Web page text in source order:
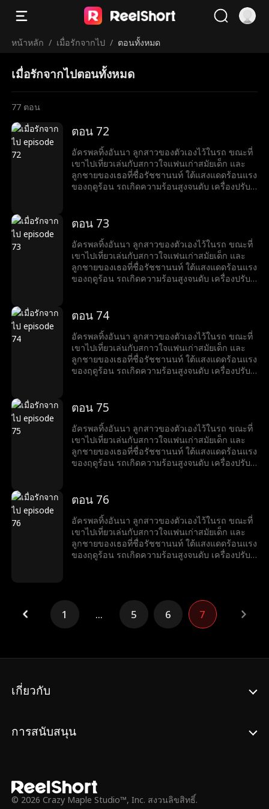
หน้าหลัก / เมื่อรักจากไป / ตอนทั้งหมด
เมื่อรักจากไปตอนทั้งหมด
77 ตอน
ตอน 72
อัครพลทิ้งอันนา ลูกสาวของตัวเองไว้ในรถ ขณะที่
เขาไปเที่ยวเล่นกับสกาวใจแฟนเก่าสมัยเด็ก และ
ลูกชายของเธอที่ชื่อรัชชานนท์ ใต้แสงแดดร้อนแรง
ของฤดูร้อน รถเกิดความร้อนสูงจนดับ เครื่องปรับ
โทรศัพท์หาอัครพลเพื่อขอความช่วยเหลือ แต่อัคร
ของอันนาจะหมดแบตเตอรี่ เธอรีบโทรหาแม่ ขอให้
แม่ช่วยเธอที ทว่าก่อนที่อันนาจะบอกโลเคชันให้คติ
ยารู้ เครื่องก็ปิดไปเสียก่อน คติยาจึงเริ่มออกตามหา
ลูกสาวอย่างสิ้นหวัง เธอจะสามารถหาลูกและช่วย
ตอน 73
อัครพลทิ้งอันนา ลูกสาวของตัวเองไว้ในรถ ขณะที่
เขาไปเที่ยวเล่นกับสกาวใจแฟนเก่าสมัยเด็ก และ
ลูกชายของเธอที่ชื่อรัชชานนท์ ใต้แสงแดดร้อนแรง
ของฤดูร้อน รถเกิดความร้อนสูงจนดับ เครื่องปรับ
โทรศัพท์หาอัครพลเพื่อขอความช่วยเหลือ แต่อัคร
ของอันนาจะหมดแบตเตอรี่ เธอรีบโทรหาแม่ ขอให้
แม่ช่วยเธอที ทว่าก่อนที่อันนาจะบอกโลเคชันให้คติ
ยารู้ เครื่องก็ปิดไปเสียก่อน คติยาจึงเริ่มออกตามหา
ลูกสาวอย่างสิ้นหวัง เธอจะสามารถหาลูกและช่วย
ตอน 74
อัครพลทิ้งอันนา ลูกสาวของตัวเองไว้ในรถ ขณะที่
เขาไปเที่ยวเล่นกับสกาวใจแฟนเก่าสมัยเด็ก และ
ลูกชายของเธอที่ชื่อรัชชานนท์ ใต้แสงแดดร้อนแรง
ของฤดูร้อน รถเกิดความร้อนสูงจนดับ เครื่องปรับ
โทรศัพท์หาอัครพลเพื่อขอความช่วยเหลือ แต่อัคร
ของอันนาจะหมดแบตเตอรี่ เธอรีบโทรหาแม่ ขอให้
แม่ช่วยเธอที ทว่าก่อนที่อันนาจะบอกโลเคชันให้คติ
ยารู้ เครื่องก็ปิดไปเสียก่อน คติยาจึงเริ่มออกตามหา
ลูกสาวอย่างสิ้นหวัง เธอจะสามารถหาลูกและช่วย
ตอน 75
อัครพลทิ้งอันนา ลูกสาวของตัวเองไว้ในรถ ขณะที่
เขาไปเที่ยวเล่นกับสกาวใจแฟนเก่าสมัยเด็ก และ
ลูกชายของเธอที่ชื่อรัชชานนท์ ใต้แสงแดดร้อนแรง
ของฤดูร้อน รถเกิดความร้อนสูงจนดับ เครื่องปรับ
โทรศัพท์หาอัครพลเพื่อขอความช่วยเหลือ แต่อัคร
ของอันนาจะหมดแบตเตอรี่ เธอรีบโทรหาแม่ ขอให้
แม่ช่วยเธอที ทว่าก่อนที่อันนาจะบอกโลเคชันให้คติ
ยารู้ เครื่องก็ปิดไปเสียก่อน คติยาจึงเริ่มออกตามหา
ลูกสาวอย่างสิ้นหวัง เธอจะสามารถหาลูกและช่วย
ตอน 76
อัครพลทิ้งอันนา ลูกสาวของตัวเองไว้ในรถ ขณะที่
เขาไปเที่ยวเล่นกับสกาวใจแฟนเก่าสมัยเด็ก และ
ลูกชายของเธอที่ชื่อรัชชานนท์ ใต้แสงแดดร้อนแรง
ของฤดูร้อน รถเกิดความร้อนสูงจนดับ เครื่องปรับ
พลกลับวางสายโดยไม่ฟังสิ่งที่เธอพูด ก่อนที่แท็บเล็ต
ของอันนาจะหมดแบตเตอรี่ เธอรีบโทรหาแม่ ขอให้
แม่ช่วยเธอที ทว่าก่อนที่อันนาจะบอกโลเคชันให้คติ
ชีวิตเธอไว้ได้ทันเวลาก่อนที่จะเกิดเรื่องไม่คาดคิด
1 ... 5 6 7
เกี่ยวกับ
การสนับสนุน
© 2026 Crazy Maple Studio™, Inc. สงวนลิขสิทธิ์.